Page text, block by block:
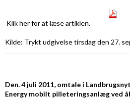
Klik herfor at læse artiklen.
Kilde: Trykt udgivelse tirsdag den 27.
Den. 4 juli 2011, omtale i
Energy mobilt pilleteringsanlæg ved